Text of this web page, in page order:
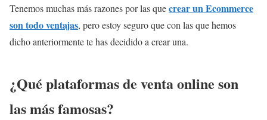
Tenemos muchas más razones por las quecrear un Ecommerce
son todo ventajas, pero estoy seguro que con las que hemos
dicho anteriormente te has decidido a crear una.
¿Qué plataformas de venta online son
las más famosas?